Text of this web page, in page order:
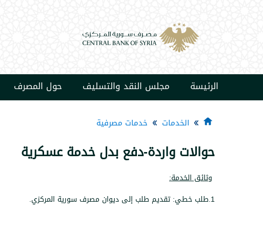
الرئيسة مجلس النقد والتسليف حول المصرف
الخدمات خدمات مصرفية
حوالات واردة-دفع بدل خدمة عسكرية
وثائق الخدمة:
1.طلب خطي: تقديم طلب إلى ديوان مصرف سورية المركزي.